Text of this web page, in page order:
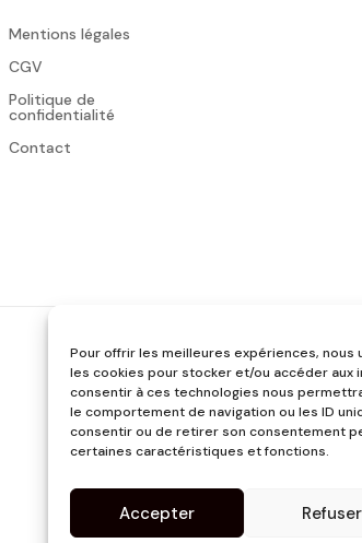
Pour offrir les meilleures expériences,
les cookies pour stocker et/ou accéder aux
consentir à ces technologies nous
le comportement de navigation ou les ID
consentir ou de retirer son consentement
certaines caractéristiques et fonctions.
Accepter Refuser
Mentions légales
CGV
Politique de
confidentialité
Contact